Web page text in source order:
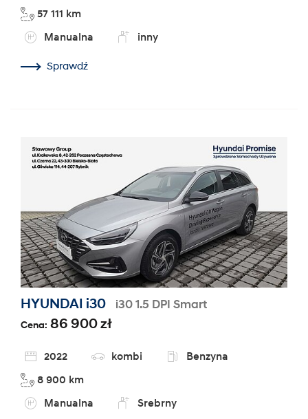
57 111 km
Manualna
inny
Sprawdź
HYUNDAI i30 i30 1.5 DPI Smart
Cena: 86 900 zł
2022 kombi
Benzyna
8 900 km
Manualna
Srebrny